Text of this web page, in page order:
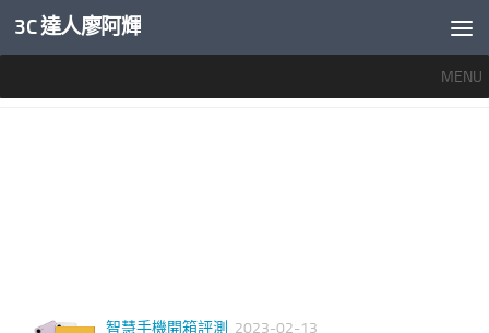
內文下方
3C 達人廖阿輝
MENU
智慧手機開箱評測 2023-02-13